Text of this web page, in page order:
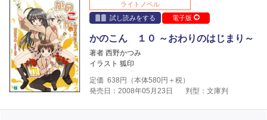
ライトノベル
試し読みをする
電子版
かのこん １０ ～おわりのはじまり～
著者 西野かつみ
イラスト 狐印
定価 638 円（本体580円＋税）
発売日：2008年05月23日
判型：文庫判